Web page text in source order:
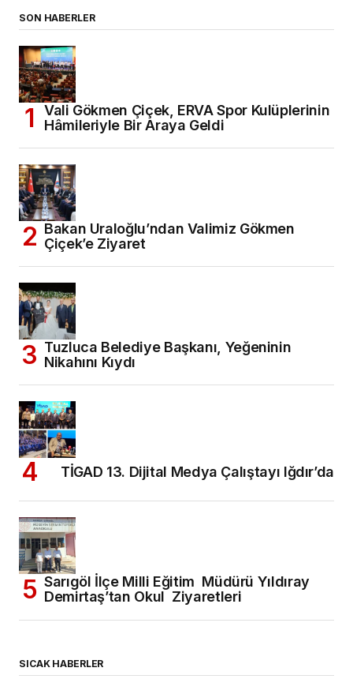
SON HABERLER
Vali Gökmen Çiçek, ERVA Spor Kulüplerinin
Hâmileriyle Bir Araya Geldi
Bakan Uraloğlu’ndan Valimiz Gökmen
Çiçek’e Ziyaret
Tuzluca Belediye Başkanı, Yeğeninin
Nikahını Kıydı
TİGAD 13. Dijital Medya Çalıştayı Iğdır’da
Sarıgöl İlçe Milli Eğitim Müdürü Yıldıray
Demirtaş’tan Okul Ziyaretleri
SICAK HABERLER